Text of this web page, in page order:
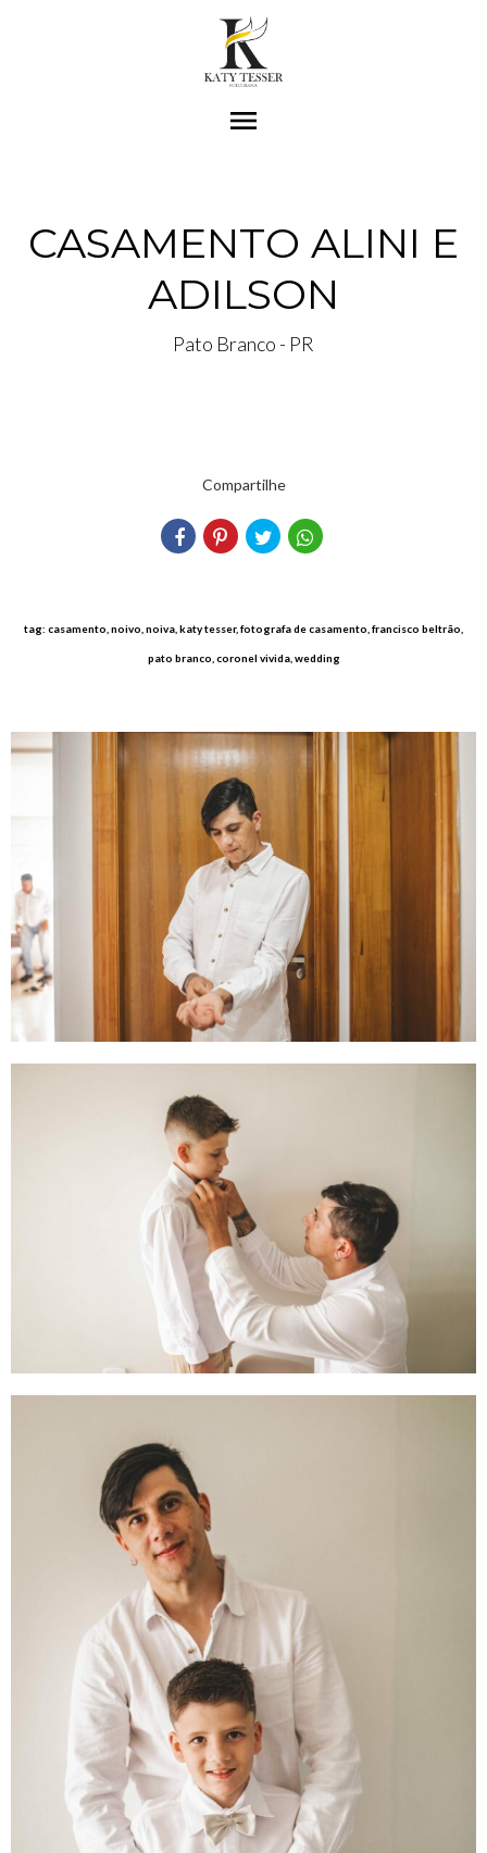
menu
CASAMENTO ALINI E
ADILSON
Pato Branco - PR
Compartilhe
tag: casamento, noivo, noiva, katy tesser, fotografa de casamento, francisco beltrão,
pato branco, coronel vivida, wedding